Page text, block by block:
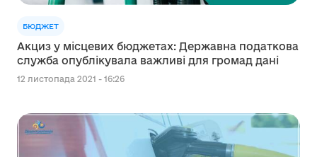
БЮДЖЕТ
Акциз у місцевих бюджетах: Державна податкова
служба опублікувала важливі для громад дані
12 листопада 2021 - 16:26